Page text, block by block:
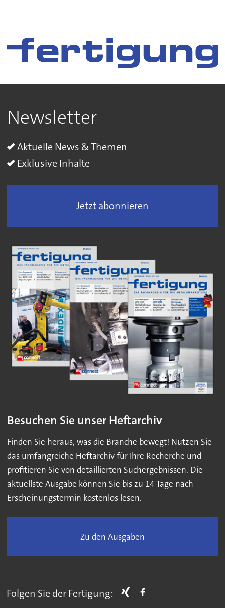
Newsletter
Aktuelle News & Themen
Exklusive Inhalte
Jetzt abonnieren
Besuchen Sie unser Heftarchiv
Finden Sie heraus, was die Branche bewegt! Nutzen Sie
das umfangreiche Heftarchiv für Ihre Recherche und
profitieren Sie von detaillierten Suchergebnissen. Die
aktuellste Ausgabe können Sie bis zu 14 Tage nach
Erscheinungstermin kostenlos lesen.
Zu den Ausgaben
Folgen Sie der Fertigung: